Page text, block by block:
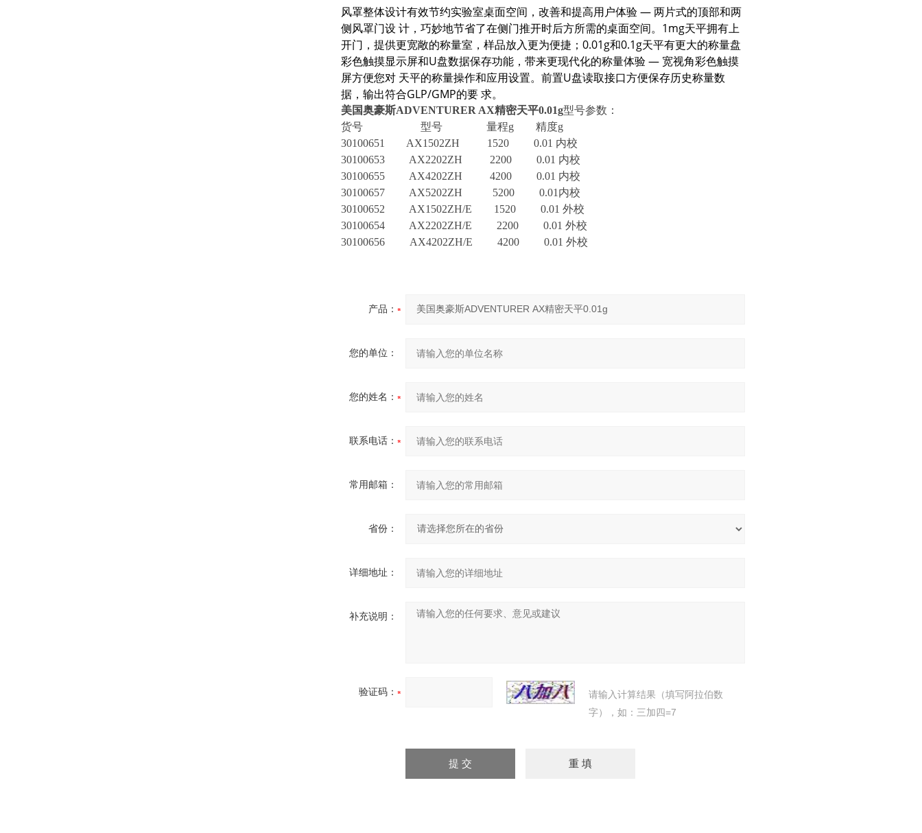
风罩整体设计有效节约实验室桌面空间，改善和提高用户体验 — 两片式的顶部和两
侧风罩门设 计，巧妙地节省了在侧门推开时后方所需的桌面空间。1mg天平拥有上
开门，提供更宽敞的称量室，样品放入更为便捷；0.01g和0.1g天平有更大的称量盘
彩色触摸显示屏和U盘数据保存功能，带来更现代化的称量体验 — 宽视角彩色触摸
屏方便您对 天平的称量操作和应用设置。前置U盘读取接口方便保存历史称量数
据，输出符合GLP/GMP的要 求。
美国奥豪斯ADVENTURER AX精密天平0.01g型号参数：
货号 型号 量程g 精度g
30100651 AX1502ZH 1520 0.01 内校
30100653 AX2202ZH 2200 0.01 内校
30100655 AX4202ZH 4200 0.01 内校
30100657 AX5202ZH 5200 0.01内校
30100652 AX1502ZH/E 1520 0.01 外校
30100654 AX2202ZH/E 2200 0.01 外校
30100656 AX4202ZH/E 4200 0.01 外校
产品：
您的单位：
您的姓名：
联系电话：
常用邮箱：
省份：
详细地址：
补充说明：
验证码：
请输入计算结果（填写阿拉伯数
字），如：三加四=7